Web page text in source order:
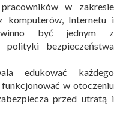
w zakresie
komputerów, Internetu i
być jednym z
polityki bezpieczeństwa
edukować każdego
w otoczeniu
przed utratą i